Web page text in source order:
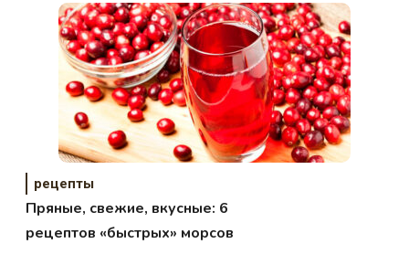
рецепты
Пряные, свежие, вкусные: 6
рецептов «быстрых» морсов